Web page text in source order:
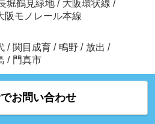
堀鶴見緑地 / 大阪環状線 /
阪モノレール本線
/ 関目成育 / 鴫野 / 放出 /
/ 門真市
お問い合わせ